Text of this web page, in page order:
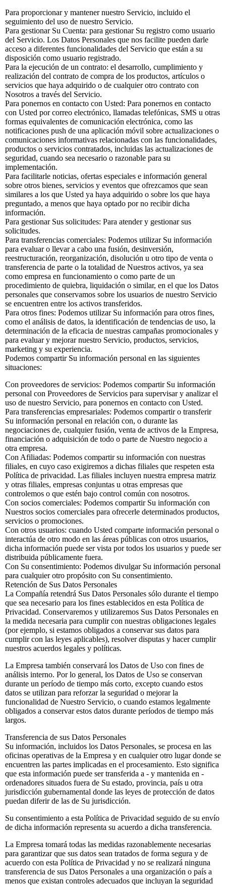
Para proporcionar y mantener nuestro Servicio, incluido el
seguimiento del uso de nuestro Servicio.
Para gestionar Su Cuenta: para gestionar Su registro como usuario
del Servicio. Los Datos Personales que nos facilite pueden darle
acceso a diferentes funcionalidades del Servicio que están a su
disposición como usuario registrado.
Para la ejecución de un contrato: el desarrollo, cumplimiento y
realización del contrato de compra de los productos, artículos o
servicios que haya adquirido o de cualquier otro contrato con
Nosotros a través del Servicio.
Para ponernos en contacto con Usted: Para ponernos en contacto
con Usted por correo electrónico, llamadas telefónicas, SMS u otras
formas equivalentes de comunicación electrónica, como las
notificaciones push de una aplicación móvil sobre actualizaciones o
comunicaciones informativas relacionadas con las funcionalidades,
productos o servicios contratados, incluidas las actualizaciones de
seguridad, cuando sea necesario o razonable para su
implementación.
Para facilitarle noticias, ofertas especiales e información general
sobre otros bienes, servicios y eventos que ofrezcamos que sean
similares a los que Usted ya haya adquirido o sobre los que haya
preguntado, a menos que haya optado por no recibir dicha
información.
Para gestionar Sus solicitudes: Para atender y gestionar sus
solicitudes.
Para transferencias comerciales: Podemos utilizar Su información
para evaluar o llevar a cabo una fusión, desinversión,
reestructuración, reorganización, disolución u otro tipo de venta o
transferencia de parte o la totalidad de Nuestros activos, ya sea
como empresa en funcionamiento o como parte de un
procedimiento de quiebra, liquidación o similar, en el que los Datos
personales que conservamos sobre los usuarios de nuestro Servicio
se encuentren entre los activos transferidos.
Para otros fines: Podemos utilizar Su información para otros fines,
como el análisis de datos, la identificación de tendencias de uso, la
determinación de la eficacia de nuestras campañas promocionales y
para evaluar y mejorar nuestro Servicio, productos, servicios,
marketing y su experiencia.
Podemos compartir Su información personal en las siguientes
situaciones:
Con proveedores de servicios: Podemos compartir Su información
personal con Proveedores de Servicios para supervisar y analizar el
uso de nuestro Servicio, para ponernos en contacto con Usted.
Para transferencias empresariales: Podemos compartir o transferir
Su información personal en relación con, o durante las
negociaciones de, cualquier fusión, venta de activos de la Empresa,
financiación o adquisición de todo o parte de Nuestro negocio a
otra empresa.
Con Afiliadas: Podemos compartir su información con nuestras
filiales, en cuyo caso exigiremos a dichas filiales que respeten esta
Política de privacidad. Las filiales incluyen nuestra empresa matriz
y otras filiales, empresas conjuntas u otras empresas que
controlemos o que estén bajo control común con nosotros.
Con socios comerciales: Podemos compartir Su información con
Nuestros socios comerciales para ofrecerle determinados productos,
servicios o promociones.
Con otros usuarios: cuando Usted comparte información personal o
interactúa de otro modo en las áreas públicas con otros usuarios,
dicha información puede ser vista por todos los usuarios y puede ser
distribuida públicamente fuera.
Con Su consentimiento: Podemos divulgar Su información personal
para cualquier otro propósito con Su consentimiento.
Retención de Sus Datos Personales
La Compañía retendrá Sus Datos Personales sólo durante el tiempo
que sea necesario para los fines establecidos en esta Política de
Privacidad. Conservaremos y utilizaremos Sus Datos Personales en
la medida necesaria para cumplir con nuestras obligaciones legales
(por ejemplo, si estamos obligados a conservar sus datos para
cumplir con las leyes aplicables), resolver disputas y hacer cumplir
nuestros acuerdos legales y políticas.
La Empresa también conservará los Datos de Uso con fines de
análisis interno. Por lo general, los Datos de Uso se conservan
durante un período de tiempo más corto, excepto cuando estos
datos se utilizan para reforzar la seguridad o mejorar la
funcionalidad de Nuestro Servicio, o cuando estamos legalmente
obligados a conservar estos datos durante períodos de tiempo más
largos.
Transferencia de sus Datos Personales
Su información, incluidos los Datos Personales, se procesa en las
oficinas operativas de la Empresa y en cualquier otro lugar donde se
encuentren las partes implicadas en el procesamiento. Esto significa
que esta información puede ser transferida a - y mantenida en -
ordenadores situados fuera de Su estado, provincia, país u otra
jurisdicción gubernamental donde las leyes de protección de datos
puedan diferir de las de Su jurisdicción.
Su consentimiento a esta Política de Privacidad seguido de su envío
de dicha información representa su acuerdo a dicha transferencia.
La Empresa tomará todas las medidas razonablemente necesarias
para garantizar que sus datos sean tratados de forma segura y de
acuerdo con esta Política de Privacidad y no se realizará ninguna
transferencia de sus Datos Personales a una organización o país a
menos que existan controles adecuados que incluyan la seguridad